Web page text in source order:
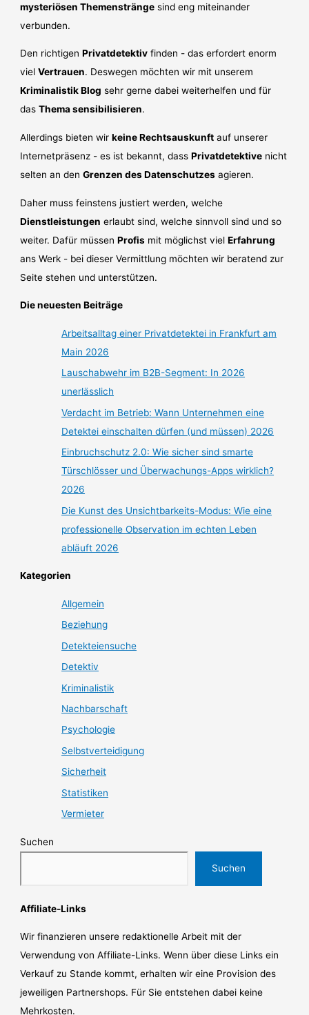
mysteriösen Themenstränge sind eng miteinander
verbunden.
Den richtigenPrivatdetektiv finden - das erfordert enorm
vielVertrauen. Deswegen möchten wir mit unserem
Kriminalistik Blog sehr gerne dabei weiterhelfen und für
dasThema sensibilisieren.
Allerdings bieten wirkeine Rechtsauskunft auf unserer
Internetpräsenz - es ist bekannt, dassPrivatdetektive nicht
selten an denGrenzen des Datenschutzes agieren.
Daher muss feinstens justiert werden, welche
Dienstleistungen erlaubt sind, welche sinnvoll sind und so
weiter. Dafür müssenProfis mit möglichst vielErfahrung
ans Werk - bei dieser Vermittlung möchten wir beratend zur
Seite stehen und unterstützen.
Die neuesten Beiträge
Arbeitsalltag einer Privatdetektei in Frankfurt am
Main 2026
Lauschabwehr im B2B-Segment: In 2026
unerlässlich
Verdacht im Betrieb: Wann Unternehmen eine
Detektei einschalten dürfen (und müssen) 2026
Einbruchschutz 2.0: Wie sicher sind smarte
Türschlösser und Überwachungs-Apps wirklich?
2026
Die Kunst des Unsichtbarkeits-Modus: Wie eine
professionelle Observation im echten Leben
abläuft 2026
Kategorien
Allgemein
Beziehung
Detekteiensuche
Detektiv
Kriminalistik
Nachbarschaft
Psychologie
Selbstverteidigung
Sicherheit
Statistiken
Vermieter
Suchen
Suchen
Affiliate-Links
Wir finanzieren unsere redaktionelle Arbeit mit der
Verwendung von Affiliate-Links. Wenn über diese Links ein
Verkauf zu Stande kommt, erhalten wir eine Provision des
jeweiligen Partnershops. Für Sie entstehen dabei keine
Mehrkosten.